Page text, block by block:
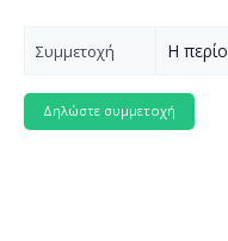
Συμμετοχή Η